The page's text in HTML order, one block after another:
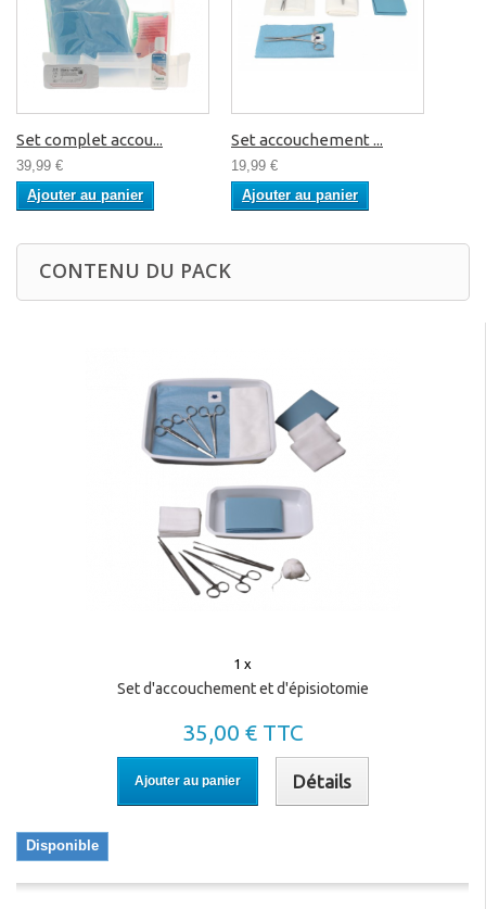
Set complet accou...
39,99 €
Ajouter au panier
Set accouchement ...
19,99 €
Ajouter au panier
CONTENU DU PACK
1 x
Set d'accouchement et d'épisiotomie
35,00 € TTC
Ajouter au panier Détails
Disponible